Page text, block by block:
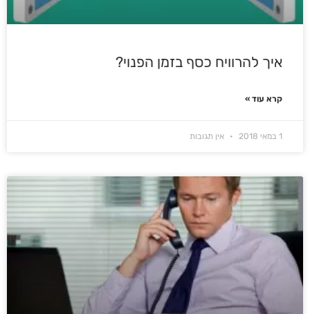
איך להרוויח כסף בזמן הפנוי?
קרא עוד »
1 במאי 2018 אין תגובות